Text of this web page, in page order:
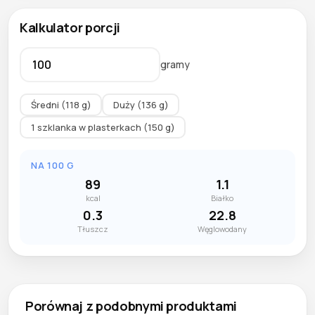
Kalkulator porcji
gramy
Średni (118 g)
Duży (136 g)
1 szklanka w plasterkach (150 g)
NA 100 G
89
kcal
1.1
Białko
0.3
Tłuszcz
22.8
Węglowodany
Porównaj z podobnymi produktami